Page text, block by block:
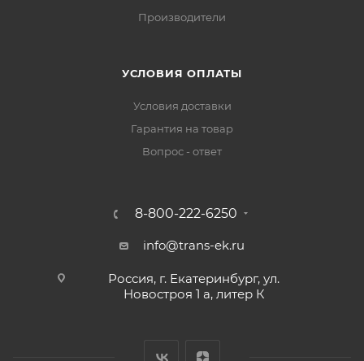
Производители
УСЛОВИЯ ОПЛАТЫ
Условия доставки
Гарантия на товар
Вопрос - ответ
8-800-222-6250
info@trans-ek.ru
Россия, г. Екатеринбург, ул.
Новостроя 1 а, литер К